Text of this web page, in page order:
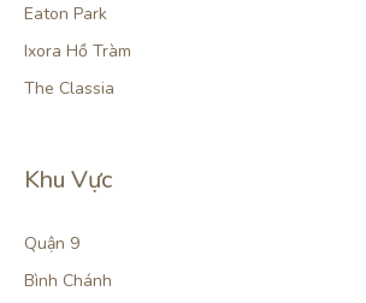
Eaton Park
Ixora Hồ Tràm
The Classia
Khu Vực
Quận 9
Bình Chánh